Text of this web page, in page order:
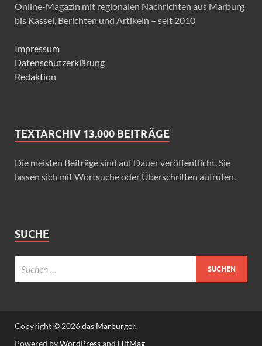
Online-Magazin mit regionalen Nachrichten aus Marburg
bis Kassel, Berichten und Artikeln – seit 2010
Impressum
Datenschutzerklärung
Redaktion
TEXTARCHIV 13.000 BEITRÄGE
Die meisten Beiträge sind auf Dauer veröffentlicht. Sie
lassen sich mit Wortsuche oder Überschriften aufrufen.
SUCHE
Copyright © 2026das Marburger.
Powered byWordPressand HitMag